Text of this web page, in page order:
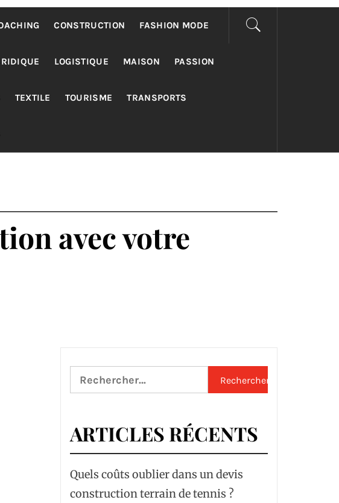
CONSTRUCTION FASHION MODE
LOGISTIQUE MAISON PASSION
TEXTILE TOURISME TRANSPORTS
avec votre
Rechercher :
ARTICLES RÉCENTS
Quels coûts oublier dans un devis
construction terrain de tennis ?